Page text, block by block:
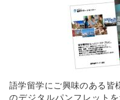
語学留学にご興味のある皆
のデジタルパンフレット